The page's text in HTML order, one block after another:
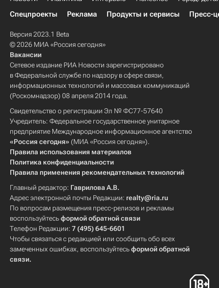
Спецпроекты
Реклама Продукты и сервисы Пресс-
Версия 2023.1 Beta
© 2026 МИА «Россия сегодня»
Вакансии
Сетевое издание РИА Новости зарегистрировано
в Федеральной службе по надзору в сфере связи,
информационных технологий и массовых коммуникаций
(Роскомнадзор) 08 апреля 2014 года.
Свидетельство о регистрации Эл № ФС77-57640
Учредитель: Федеральное государственное унитарное
предприятие Международное информационное агентство
«Россия сегодня» (МИА «Россия сегодня»).
Правила использования материалов
Политика конфиденциальности
Правила применения рекомендательных технологий
Главный редактор: Гаврилова А.В.
Адрес электронной почты Редакции: realty@ria.ru
По вопросам размещения пресс-релизов и рекламы
воспользуйтесьформой обратной связи
Телефон Редакции: 7 (495) 645-6601
Чтобы связаться с редакцией или сообщить обо всех
замеченных ошибках, воспользуйтесьформой обратной
связи.